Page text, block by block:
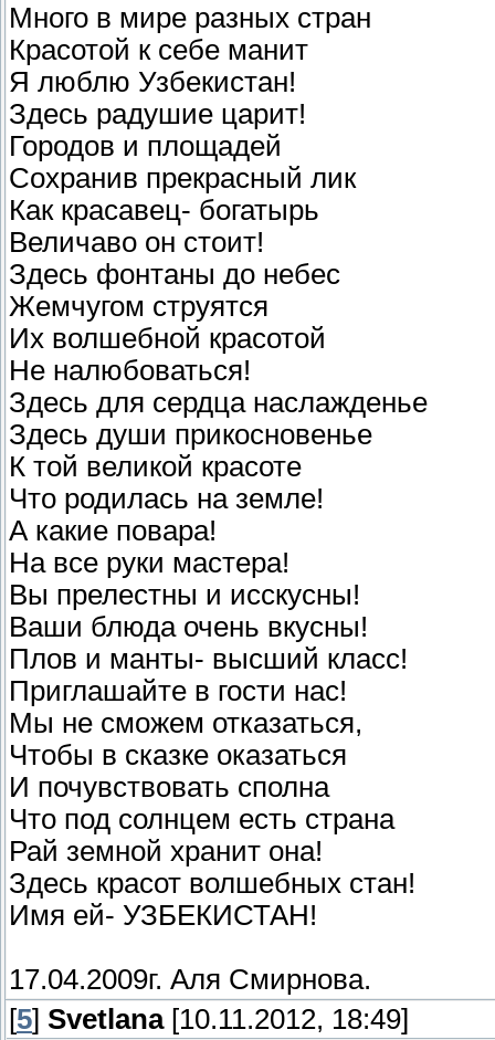
Много в мире разных стран
Красотой к себе манит
Я люблю Узбекистан!
Здесь радушие царит!
Городов и площадей
Сохранив прекрасный лик
Как красавец- богатырь
Величаво он стоит!
Здесь фонтаны до небес
Жемчугом струятся
Их волшебной красотой
Не налюбоваться!
Здесь для сердца наслажденье
Здесь души прикосновенье
К той великой красоте
Что родилась на земле!
А какие повара!
На все руки мастера!
Вы прелестны и исскусны!
Ваши блюда очень вкусны!
Плов и манты- высший класс!
Приглашайте в гости нас!
Мы не сможем отказаться,
Чтобы в сказке оказаться
И почувствовать сполна
Что под солнцем есть страна
Рай земной хранит она!
Здесь красот волшебных стан!
Имя ей- УЗБЕКИСТАН!
17.04.2009г. Аля Смирнова.
[5] Svetlana[10.11.2012, 18:49]